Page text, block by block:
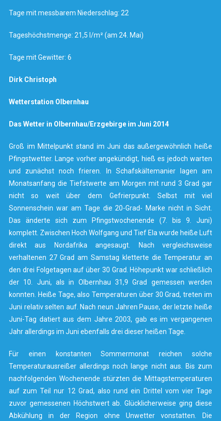
Tage mit messbarem Niederschlag: 22
Tageshöchstmenge: 21,5 l/m² (am 24. Mai)
Tage mit Gewitter: 6
Dirk Christoph
Wetterstation Olbernhau
Das Wetter in Olbernhau/Erzgebirge im Juni 2014
Groß im Mittelpunkt stand im Juni das außergewöhnlich heiße
Pfingstwetter. Lange vorher angekündigt, hieß es jedoch warten
und zunächst noch frieren. In Schafskältemanier lagen am
Monatsanfang die Tiefstwerte am Morgen mit rund 3 Grad gar
nicht so weit über dem Gefrierpunkt. Selbst mit viel
Sonnenschein war am Tage die 20-Grad- Marke nicht in Sicht.
Das änderte sich zum Pfingstwochenende (7. bis 9. Juni)
komplett. Zwischen Hoch Wolfgang und Tief Ela wurde heiße Luft
direkt aus Nordafrika angesaugt. Nach vergleichsweise
verhaltenen 27 Grad am Samstag kletterte die Temperatur an
den drei Folgetagen auf über 30 Grad. Höhepunkt war schließlich
der 10. Juni, als in Olbernhau 31,9 Grad gemessen werden
konnten. Heiße Tage, also Temperaturen über 30 Grad, treten im
Juni relativ selten auf. Nach neun Jahren Pause, der letzte heiße
Juni-Tag datiert aus dem Jahre 2003, gab es im vergangenen
Jahr allerdings im Juni ebenfalls drei dieser heißen Tage.
Für einen konstanten Sommermonat reichen solche
Temperaturausreißer allerdings noch lange nicht aus. Bis zum
nachfolgenden Wochenende stürzten die Mittagstemperaturen
auf zum Teil nur 12 Grad, also rund ein Drittel vom vier Tage
zuvor gemessenen Höchstwert ab. Glücklicherweise ging diese
Abkühlung in der Region ohne Unwetter vonstatten. Die